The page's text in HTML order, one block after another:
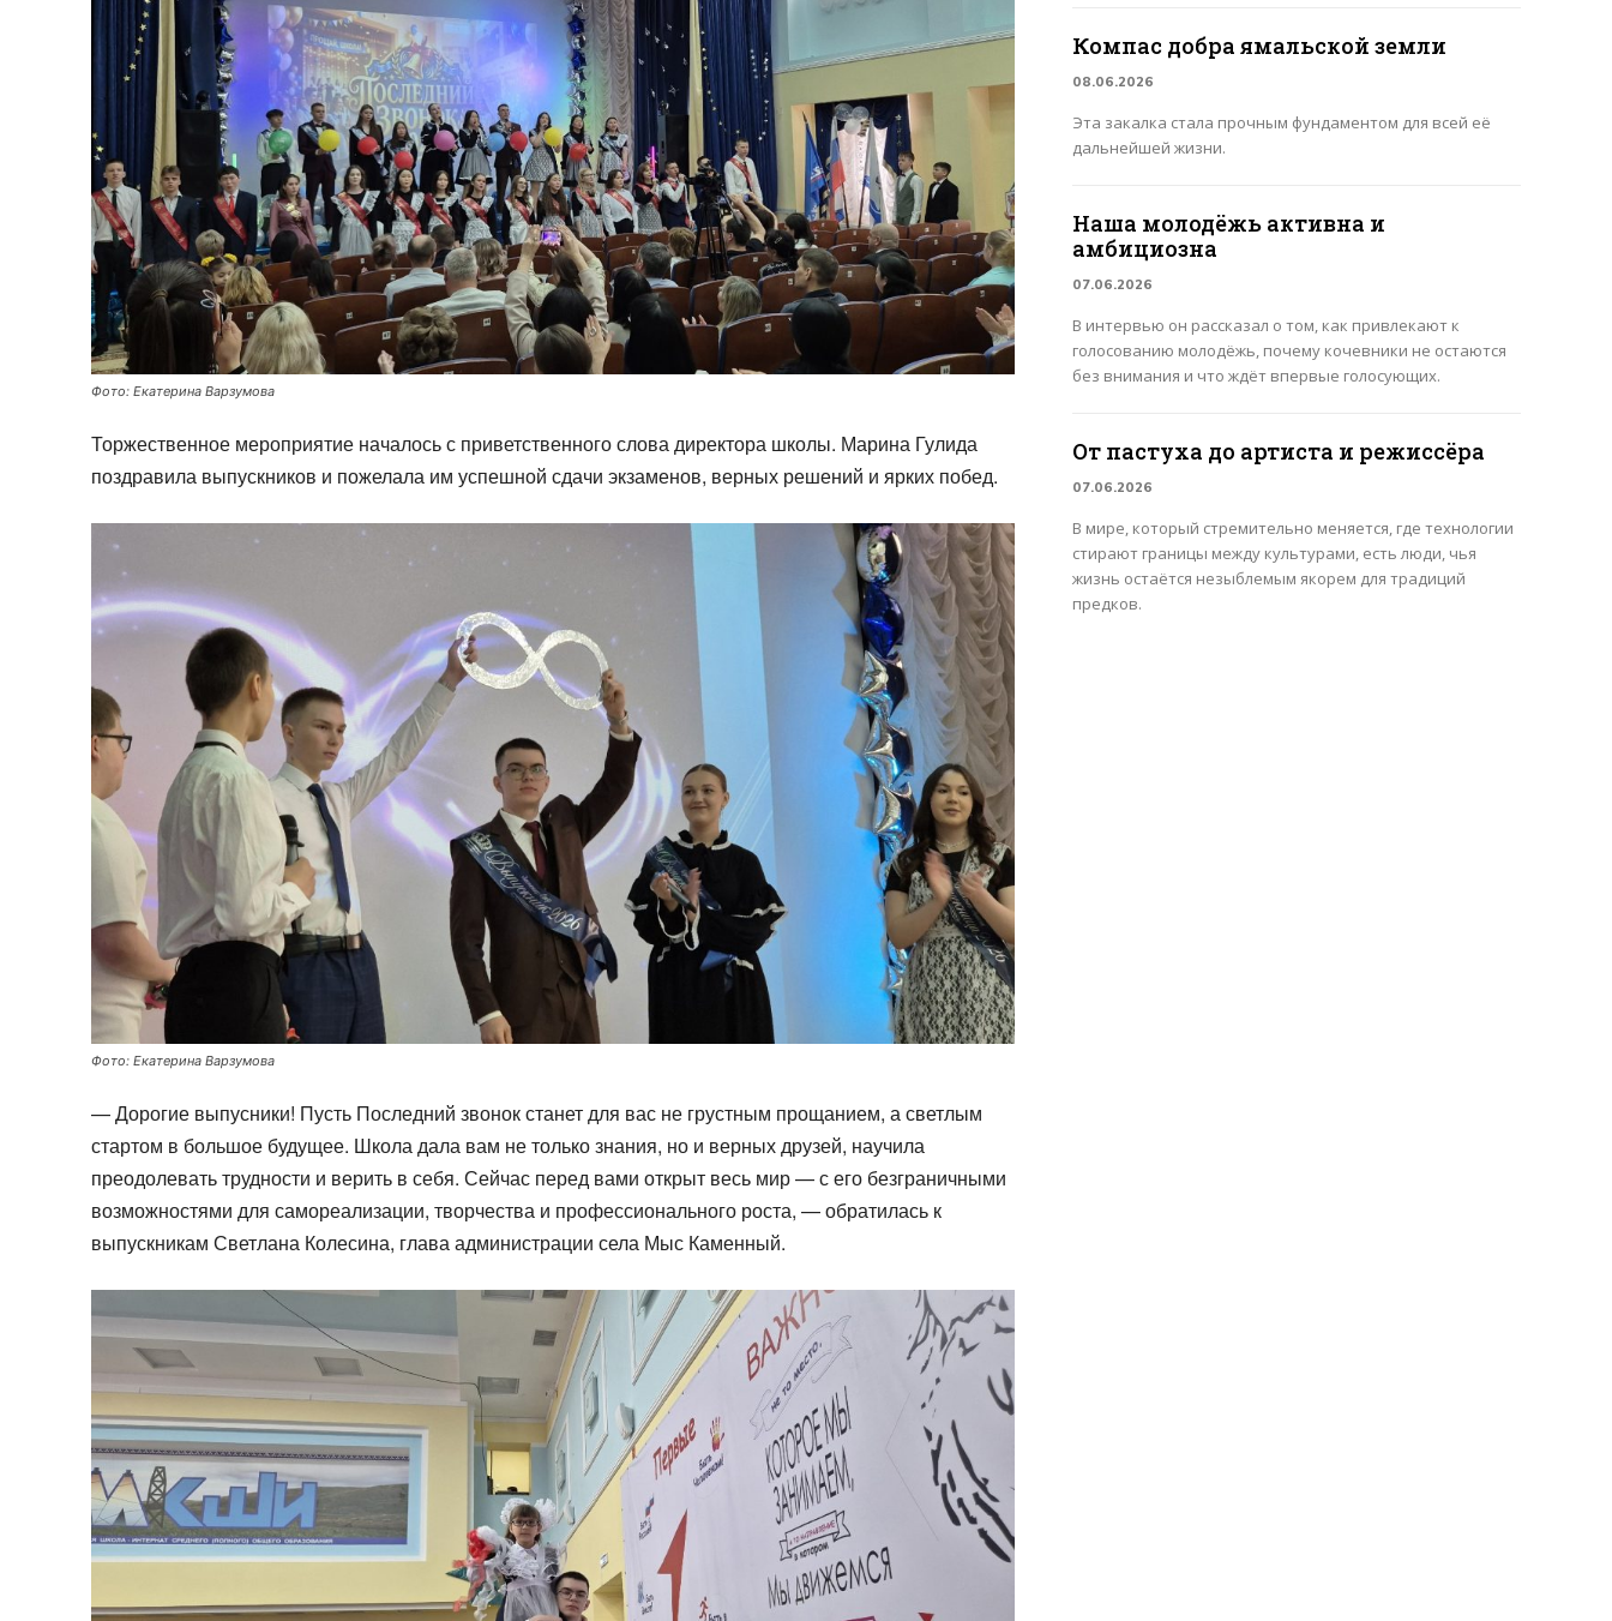
Фото: Екатерина Варзумова
Торжественное мероприятие началось с приветственного слова директора школы. Марина Гулида
поздравила выпускников и пожелала им успешной сдачи экзаменов, верных решений и ярких побед.
Фото: Екатерина Варзумова
— Дорогие выпусники! Пусть Последний звонок станет для вас не грустным прощанием, а светлым
стартом в большое будущее. Школа дала вам не только знания, но и верных друзей, научила
преодолевать трудности и верить в себя. Сейчас перед вами открыт весь мир — с его безграничными
возможностями для самореализации, творчества и профессионального роста, — обратилась к
выпускникам Светлана Колесина, глава администрации села Мыс Каменный.
Компас добра ямальской земли
08.06.2026
Эта закалка стала прочным фундаментом для всей её
дальнейшей жизни.
Наша молодёжь активна и
амбициозна
07.06.2026
В интервью он рассказал о том, как привлекают к
голосованию молодёжь, почему кочевники не остаются
без внимания и что ждёт впервые голосующих.
От пастуха до артиста и режиссёра
07.06.2026
В мире, который стремительно меняется, где технологии
стирают границы между культурами, есть люди, чья
жизнь остаётся незыблемым якорем для традиций
предков.